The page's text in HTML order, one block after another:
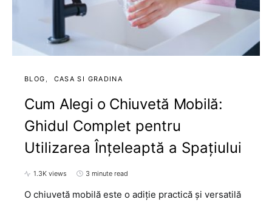
BLOG CASA SI GRADINA
Cum Alegi o Chiuvetă Mobilă:
Ghidul Complet pentru
Utilizarea Înțeleaptă a Spațiului
1.3K views 3 minute read
O chiuvetă mobilă este o adiție practică și versatilă